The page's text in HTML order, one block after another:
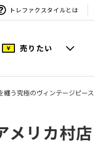
トレファクスタイルとは
売りたい
纏う究極のヴィンテージピース
メリカ村店